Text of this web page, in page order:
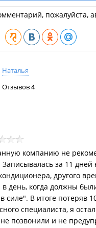
пожалуйста,
Наталья
Отзывов4
компанию не
Записывалась за 11 дней
другого
день, когда должны
силе". В итоге потеряв
специалиста, я
позвонили и не